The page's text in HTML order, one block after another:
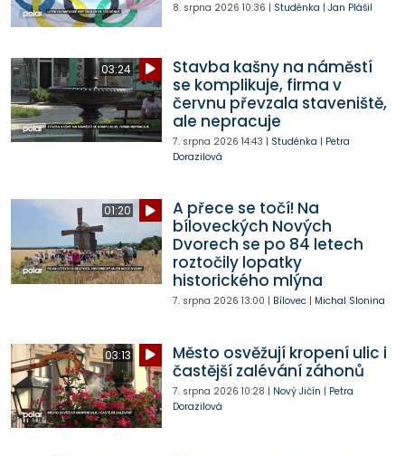
8. srpna 2026 10:36 | Studénka | Jan Plášil
03:24
Stavba kašny na náměstí
se komplikuje, firma v
červnu převzala staveniště,
ale nepracuje
7. srpna 2026 14:43 | Studénka | Petra
Dorazilová
01:20
A přece se točí! Na
bíloveckých Nových
Dvorech se po 84 letech
roztočily lopatky
historického mlýna
7. srpna 2026 13:00 | Bílovec| Michal Slonina
03:13
Město osvěžují kropení ulic i
častější zalévání záhonů
7. srpna 2026 10:28 | Nový Jičín | Petra
Dorazilová